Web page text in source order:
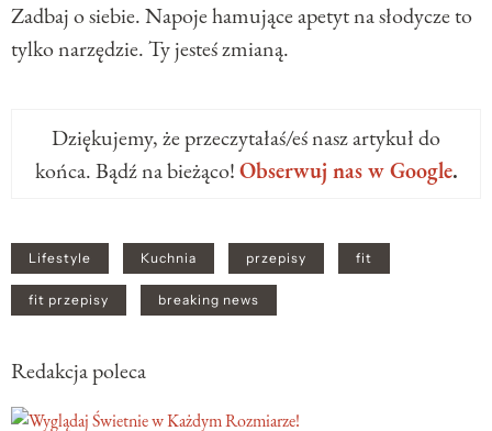
Zadbaj o siebie. Napoje hamujące apetyt na słodycze to
tylko narzędzie. Ty jesteś zmianą.
Dziękujemy, że przeczytałaś/eś nasz artykuł do
końca. Bądź na bieżąco!Obserwuj nas w Google.
Lifestyle Kuchnia przepisy fit
fit przepisy breaking news
Redakcja poleca